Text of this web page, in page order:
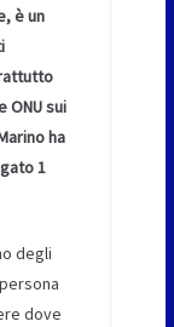
è un
ONU sui
ha
1
degli
dove